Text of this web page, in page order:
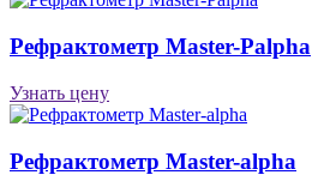
Рефрактометр Master-Palpha
Узнать цену
Рефрактометр Master-alpha